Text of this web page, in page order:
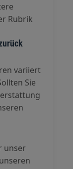
Rubrik
variiert
Sie
unser